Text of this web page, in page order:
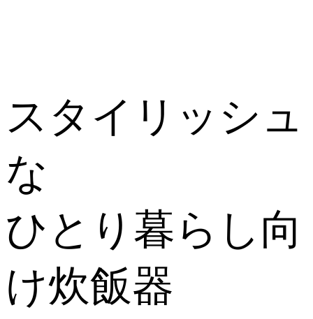
スタイリッシュ
な
ひとり暮らし向
け炊飯器